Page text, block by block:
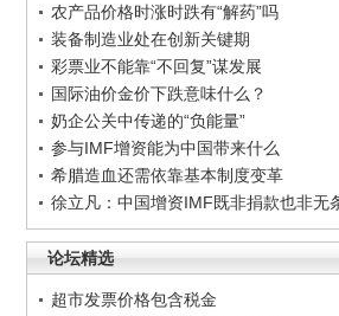
农产品价格时涨时跌有“解药”吗
装备制造业处在创新关键期
彩票业不能靠“不回复”谋发展
国际油价金价下跌意味什么？
奶企公关中传递的“负能量”
参与IMF增资能为中国带来什么
希腊造血还需依靠基本制度变革
徐立凡：中国增资IMF既非捐款也非无
论坛精选
超市发票价格包含税金